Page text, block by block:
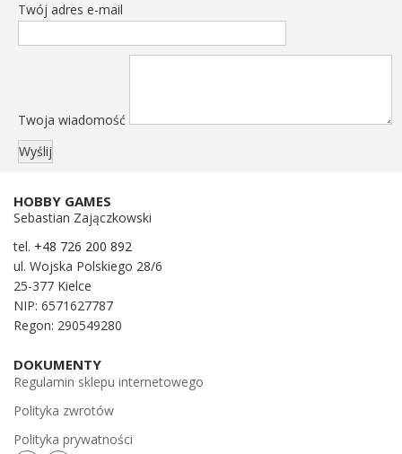
Twój adres e-mail
Twoja wiadomość
HOBBY GAMES
Sebastian Zajączkowski
tel. +48 726 200 892
ul. Wojska Polskiego 28/6
25-377 Kielce
NIP: 6571627787
Regon: 290549280
DOKUMENTY
Regulamin sklepu internetowego
Polityka zwrotów
Polityka prywatności